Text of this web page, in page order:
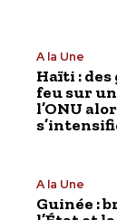
A la Une
Haïti :
feu sur
l’ONU
A la Une
Guinée :